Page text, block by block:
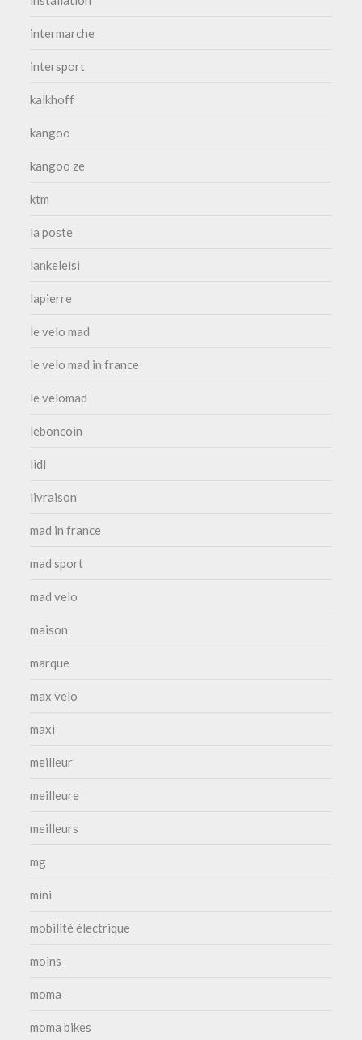
intermarche
intersport
kalkhoff
kangoo
kangoo ze
ktm
la poste
lankeleisi
lapierre
le velo mad
le velo mad in france
le velomad
leboncoin
lidl
livraison
mad in france
mad sport
mad velo
maison
marque
max velo
maxi
meilleur
meilleure
meilleurs
mg
mini
mobilité électrique
moins
moma
moma bikes